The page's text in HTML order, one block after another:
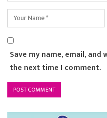
Save my name, email,
the next time I comment.